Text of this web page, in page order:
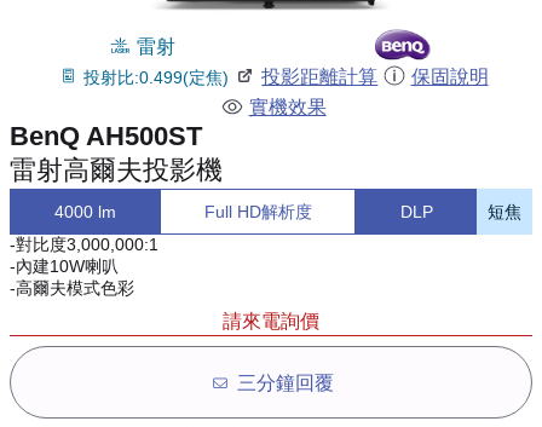
雷射
投射比:0.499(定焦) 投影距離計算
保固說明
實機效果
BenQ AH500ST
雷射高爾夫投影機
4000 lm Full HD解析度 DLP
短焦
-對比度3,000,000:1
-內建10W喇叭
-高爾夫模式色彩
請來電詢價
三分鐘回覆